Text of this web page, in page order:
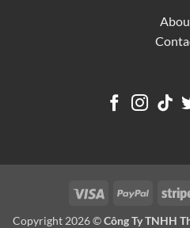
Visa PayPal
Copyright 2026 ©Công Ty TNHH